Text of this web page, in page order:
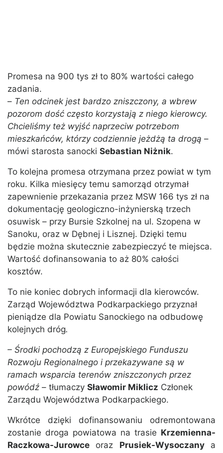
Promesa na 900 tys zł to 80% wartości całego
zadania.
– Ten odcinek jest bardzo zniszczony, a wbrew
pozorom dość często korzystają z niego kierowcy.
Chcieliśmy też wyjść naprzeciw potrzebom
mieszkańców, którzy codziennie jeżdżą ta drogą –
mówi starosta sanocki Sebastian Niżnik.
To kolejna promesa otrzymana przez powiat w tym
roku. Kilka miesięcy temu samorząd otrzymał
zapewnienie przekazania przez MSW 166 tys zł na
dokumentację geologiczno-inżynierską trzech
osuwisk – przy Bursie Szkolnej na ul. Szopena w
Sanoku, oraz w Dębnej i Lisznej. Dzięki temu
będzie można skutecznie zabezpieczyć te miejsca.
Wartość dofinansowania to aż 80% całości
kosztów.
To nie koniec dobrych informacji dla kierowców.
Zarząd Województwa Podkarpackiego przyznał
pieniądze dla Powiatu Sanockiego na odbudowę
kolejnych dróg.
– Środki pochodzą z Europejskiego Funduszu
Rozwoju Regionalnego i przekazywane są w
ramach wsparcia terenów zniszczonych przez
powódź – tłumaczy Sławomir Miklicz Członek
Zarządu Województwa Podkarpackiego.
Wkrótce dzięki dofinansowaniu odremontowana
zostanie droga powiatowa na trasie Krzemienna-
Raczkowa-Jurowce oraz Prusiek-Wysoczanya